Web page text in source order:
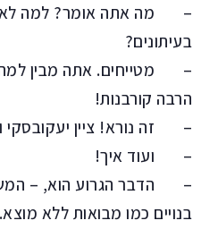
– מה אתה אומר? למה לא
בעיתונים?
– מטייחים. אתה מבין
הרבה קורבנות!
– זה נורא! ציין יעקובסקי
– ועוד איך!
– הדבר הגרוע הוא, –
בנויים כמו מבואות ללא